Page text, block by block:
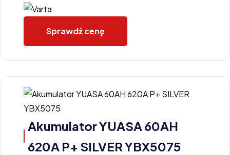
Sprawdź cenę
Akumulator YUASA 60AH
620A P+ SILVER YBX5075